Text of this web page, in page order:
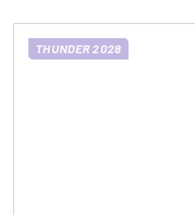
THUNDER 2028